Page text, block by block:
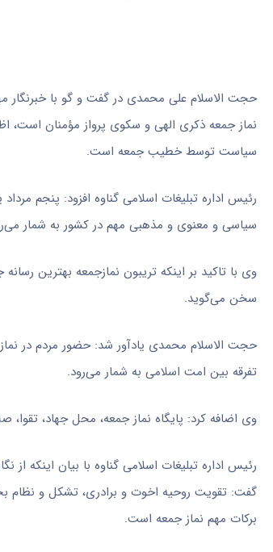
حجت الاسلام علی محمدی در گفت و گو با
نماز جمعه ذکری الهی و سکوی پرواز مؤمنان است،
سیاست توسط خطیب جمعه است.
رئیس اداره تبلیغات اسلامی گناوه افزود: پنجم
سیاسی و معنوی و مذهبی مهم در کشور به شمار
وی با تاکید بر اینکه تریبون نمازجمعه بهترین
سخن می‌گوید.
حجت الاسلام محمدی یادآور شد: حضور مردم در
تفرقه بین امت اسلامی به شمار می‌رود.
وی اضافه کرد: پایگاه نماز جمعه، محل جهاد،
رئیس اداره تبلیغات اسلامی گناوه با بیان اینکه
گفت: تقویت روحیه اخوت و برادری، تشکل و نظام
برکات مهم نماز جمعه است.